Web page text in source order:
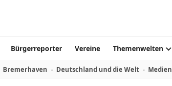
Bürgerreporter Vereine Themenwelten
Bremerhaven Deutschland und die Welt Medien